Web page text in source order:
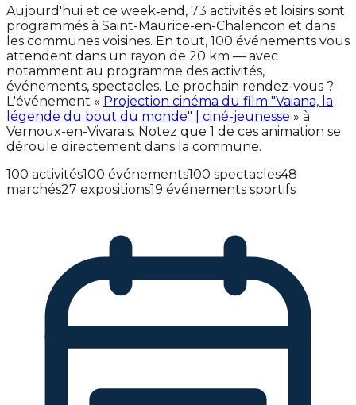
Aujourd'hui et ce week‑end, 73 activités et loisirs sont
programmés à Saint-Maurice-en-Chalencon et dans
les communes voisines. En tout, 100 événements vous
attendent dans un rayon de 20 km — avec
notamment au programme des activités,
événements, spectacles. Le prochain rendez-vous ?
L'événement « Projection cinéma du film "Vaiana, la
légende du bout du monde" | ciné-jeunesse » à
Vernoux-en-Vivarais. Notez que 1 de ces animation se
déroule directement dans la commune.
100 activités100 événements100 spectacles48
marchés27 expositions19 événements sportifs